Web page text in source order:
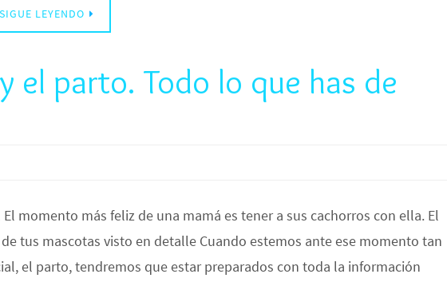
SIGUE LEYENDO
el parto. Todo lo que has de
El momento más feliz de una mamá es tener a sus cachorros con ella. El
tus mascotas visto en detalle Cuando estemos ante ese momento tan
el parto, tendremos que estar preparados con toda la información